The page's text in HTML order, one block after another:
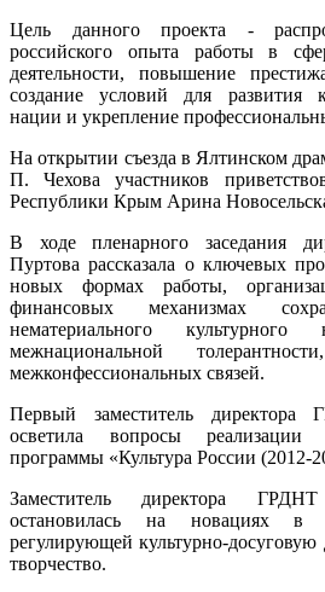
Цель данного проекта -
российского опыта работы в
деятельности, повышение
создание условий для развития
нации и укрепление
На открытии съезда в Ялтинском
П. Чехова участников
Республики Крым Арина
В ходе пленарного заседания
Пуртова рассказала о ключевых
новых формах работы,
финансовых механизмах
нематериального культурного
межнациональной
межконфессиональных связей.
Первый заместитель
осветила вопросы реализации
программы «Культура России (2012-
Заместитель директора
остановилась на новациях в
регулирующей культурно-досуговую
творчество.